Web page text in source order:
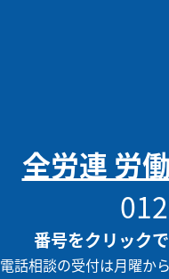
全労連 労
番号をクリック
電話相談の受付は月曜か